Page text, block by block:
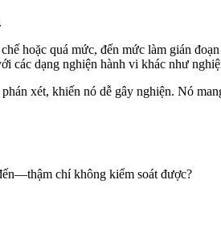
hoặc quá mức, đến mức làm gián
các dạng nghiện hành vi khác như
xét, khiến nó dễ gây nghiện. Nó
chí không kiểm soát được?